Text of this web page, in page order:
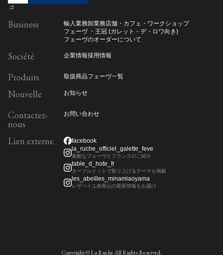
Business 輸入業務卸業務店舗・カフェ・ワークショップ
フェーヴ ・王冠 (ガレット・デ・ロワ向き)
フェーヴのオーダーについて
Société 企業情報採用情報
Produits 取扱商品フェーヴ一覧
Nouvelle お知らせ
Contactez-
nous
お問い合わせ
Lien externe
facebook
la_ruche_officiel_galette_feve
素敵なフェーヴとフランスのご紹介
table_d_hote_fr
ターブルドットで取り上げるテーマを掲載
les_abeilles_minamiaoyama
レザベイユ南青山の最新情報をお届け
Copyright © La Ruche All Rights Reserved.